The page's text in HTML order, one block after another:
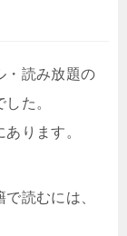
・読み放題の
た。
ります。
読むには、